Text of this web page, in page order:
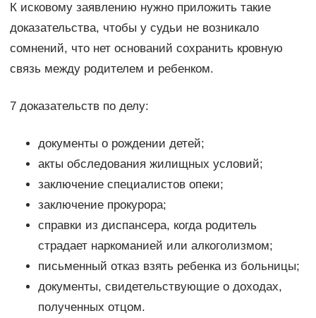
К исковому заявлению нужно приложить такие
доказательства, чтобы у судьи не возникало
сомнений, что нет оснований сохранить кровную
связь между родителем и ребенком.
7 доказательств по делу:
документы о рождении детей;
акты обследования жилищных условий;
заключение специалистов опеки;
заключение прокурора;
справки из диспансера, когда родитель
страдает наркоманией или алкоголизмом;
письменный отказ взять ребенка из больницы;
документы, свидетельствующие о доходах,
полученных отцом.